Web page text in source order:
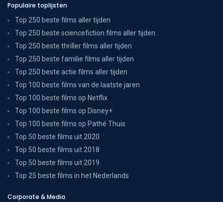
Populaire toplijsten
Top 250 beste films aller tijden
Top 250 beste sciencefiction films aller tijden
Top 250 beste thriller films aller tijden
Top 250 beste familie films aller tijden
Top 250 beste actie films aller tijden
Top 100 beste films van de laatste jaren
Top 100 beste films op Netflix
Top 100 beste films op Disney+
Top 100 beste films op Pathé Thuis
Top 50 beste films uit 2020
Top 50 beste films uit 2018
Top 50 beste films uit 2019
Top 25 beste films in het Nederlands
Corporate & Media